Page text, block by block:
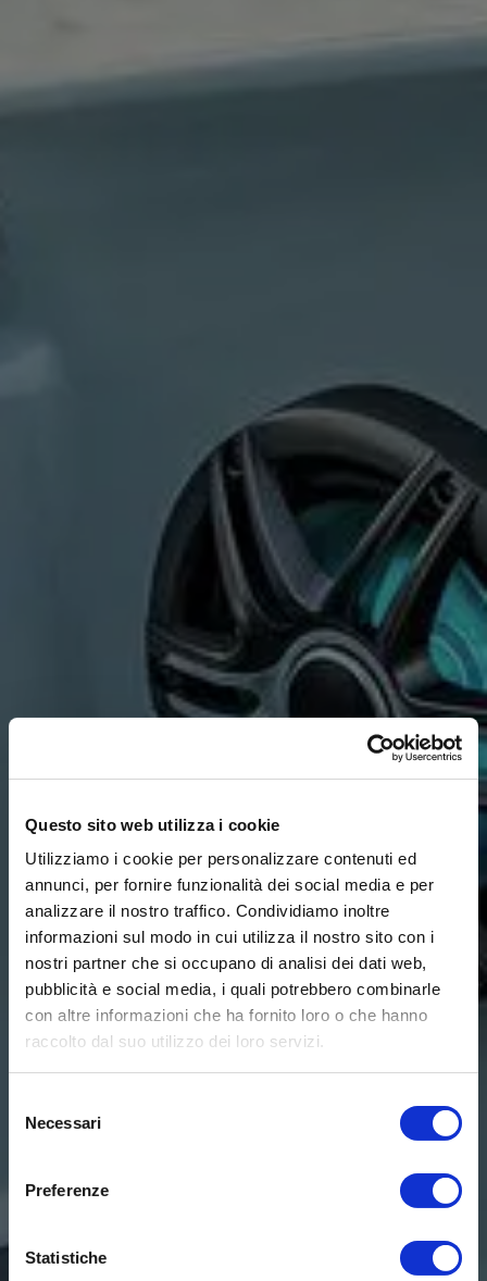
Questo sito web utilizza i cookie
Utilizziamo i cookie per personalizzare contenuti ed
annunci, per fornire funzionalità dei social media e per
analizzare il nostro traffico. Condividiamo inoltre
informazioni sul modo in cui utilizza il nostro sito con i
nostri partner che si occupano di analisi dei dati web,
pubblicità e social media, i quali potrebbero combinarle
con altre informazioni che ha fornito loro o che hanno
raccolto dal suo utilizzo dei loro servizi.
delNecessari
Preferenze
Statistiche